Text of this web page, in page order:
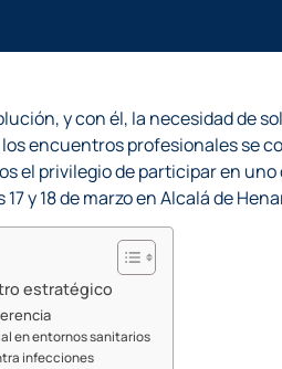
y con él, la necesidad de
encuentros profesionales se
el privilegio de participar en
y 18 de marzo en Alcalá de
estratégico
en entornos sanitarios
infecciones